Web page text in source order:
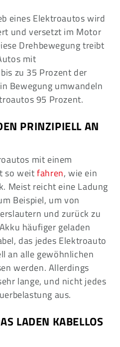
eines Elektroautos wird
und versetzt im Motor
Drehbewegung treibt
mit
zu 35 Prozent der
Bewegung umwandeln
95 Prozent.
PRINZIPIELL AN
mit einem
so weitfahren, wie ein
Meist reicht eine Ladung
Beispiel, um von
und zurück zu
häufiger geladen
das jedes Elektroauto
an alle gewöhnlichen
werden. Allerdings
lange, und nicht jedes
aus.
LADEN KABELLOS